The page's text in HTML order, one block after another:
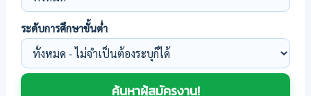
ระดับการศึกษาขั้นต่ำ